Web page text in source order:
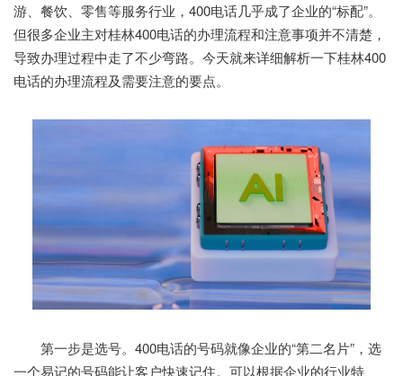
游、餐饮、零售等服务行业，400电话几乎成了企业的“标配”。
但很多企业主对桂林400电话的办理流程和注意事项并不清楚，
导致办理过程中走了不少弯路。今天就来详细解析一下桂林400
电话的办理流程及需要注意的要点。
第一步是选号。400电话的号码就像企业的“第二名片”，选
一个易记的号码能让客户快速记住。可以根据企业的行业特